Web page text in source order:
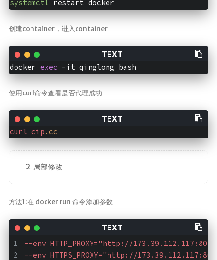
systemctl
创建container，进入container
docker exec
使用curl命令查看是否代理成功
curl cip .cc
局部修改
方法1:在 docker run 命令添加参数
--env HTTP_PROXY="http://173.39.112.117:80"
--env HTTPS_PROXY="http://